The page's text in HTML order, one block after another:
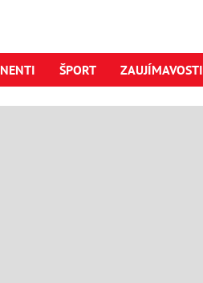
ŠPORT ZAUJÍMAVOSTI